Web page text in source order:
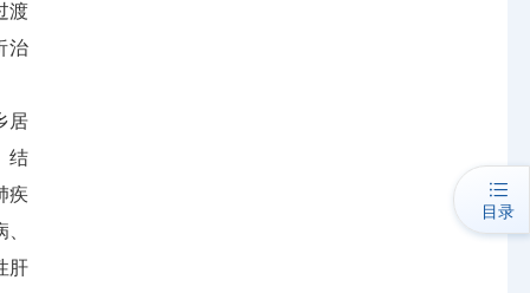
渡
治
居
结
疾
肝
目录